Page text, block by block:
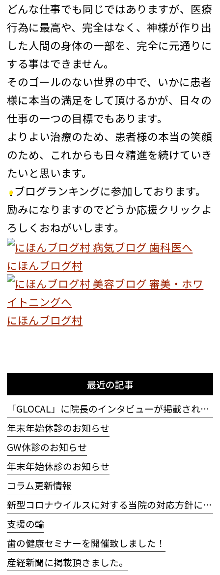
どんな仕事でも同じではありますが、医療
行為に最高や、完全はなく、神様が作り出
した人間の身体の一部を、完全に元通りに
する事はできません。
そのゴールのない世界の中で、いかに患者
様に本当の満足をして頂けるかが、日々の
仕事の一つの目標でもあります。
よりよい治療のため、患者様の本当の笑顔
のため、これからも日々精進を続けていき
たいと思います。
ブログランキングに参加しております。
励みになりますのでどうか応援クリックよ
ろしくおねがいします。
にほんブログ村
にほんブログ村
最近の記事
「GLOCAL」に院長のインタビューが掲載されました
年末年始休診のお知らせ
GW休診のお知らせ
年末年始休診のお知らせ
コラム更新情報
新型コロナウイルスに対する当院の対応方針について
支援の輪
歯の健康セミナーを開催致しました！
産経新聞に掲載頂きました。